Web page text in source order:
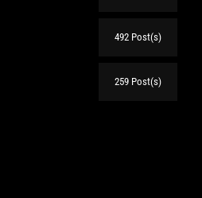
492 Post(s)
259 Post(s)